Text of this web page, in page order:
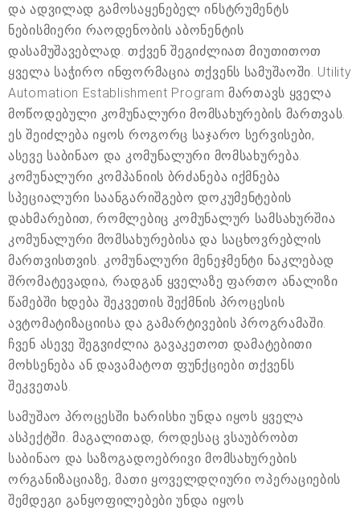
და ადვილად გამოსაყენებელ ინსტრუმენტს
ნებისმიერი რაოდენობის აბონენტის
დასამუშავებლად. თქვენ შეგიძლიათ მიუთითოთ
ყველა საჭირო ინფორმაცია თქვენს სამუშაოში. Utility
Automation Establishment Program მართავს ყველა
მოწოდებული კომუნალური მომსახურების მართვას.
ეს შეიძლება იყოს როგორც საჯარო სერვისები,
ასევე საბინაო და კომუნალური მომსახურება.
კომუნალური კომპანიის ბრძანება იქმნება
სპეციალური საანგარიშგებო დოკუმენტების
დახმარებით, რომლებიც კომუნალურ სამსახურშია
კომუნალური მომსახურებისა და საცხოვრებლის
მართვისთვის. კომუნალური მენეჯმენტი ნაკლებად
შრომატევადია, რადგან ყველაზე ფართო ანალიზი
წამებში ხდება შეკვეთის შექმნის პროცესის
ავტომატიზაციისა და გამარტივების პროგრამაში.
ჩვენ ასევე შეგვიძლია გავაკეთოთ დამატებითი
მოხსენება ან დავამატოთ ფუნქციები თქვენს
შეკვეთას.
სამუშაო პროცესში ხარისხი უნდა იყოს ყველა
ასპექტში. მაგალითად, როდესაც ვსაუბრობთ
საბინაო და საზოგადოებრივი მომსახურების
ორგანიზაციაზე, მათი ყოველდღიური ოპერაციების
შემდეგი განყოფილებები უნდა იყოს